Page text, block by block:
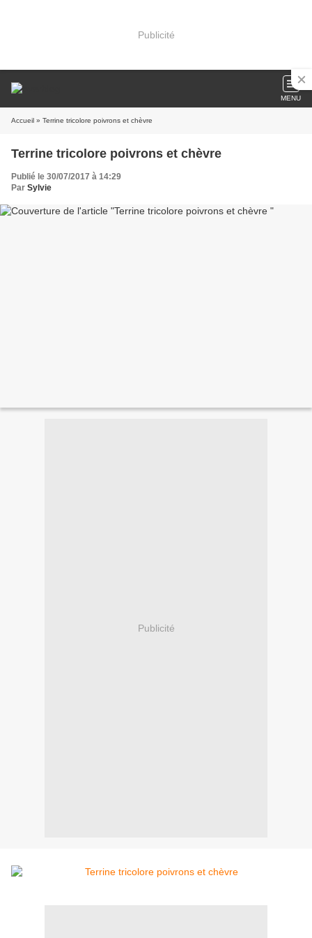
Publicité
MENU
Accueil » Terrine tricolore poivrons et chèvre
Terrine tricolore poivrons et chèvre
Publié le 30/07/2017 à 14:29
Par Sylvie
Publicité